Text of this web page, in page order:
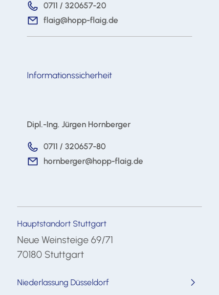
0711 / 320657-20
flaig@hopp-flaig.de
Informationssicherheit
Dipl.-Ing. Jürgen Hornberger
0711 / 320657-80
hornberger@hopp-flaig.de
Hauptstandort Stuttgart
Neue Weinsteige 69/71
70180 Stuttgart
Niederlassung Düsseldorf